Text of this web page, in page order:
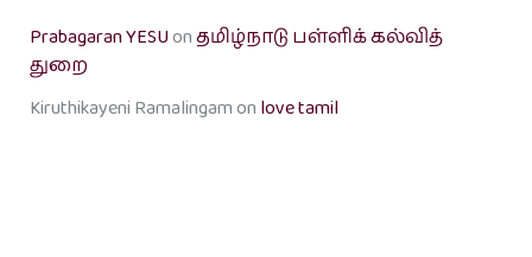
Prabagaran YESUonதமிழ்நாடு பள்ளிக் கல்வித்
துறை
Kiruthikayeni Ramalingamon love tamil